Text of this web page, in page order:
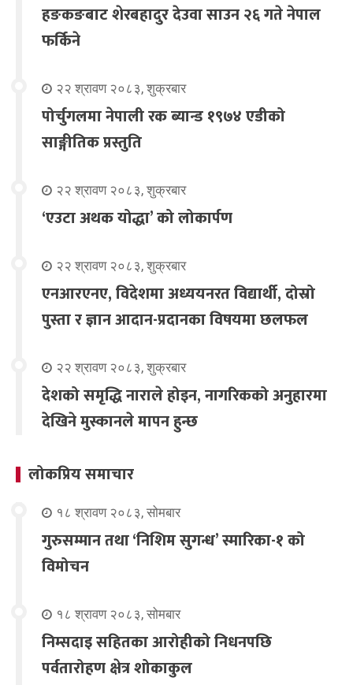
हङकङबाट शेरबहादुर देउवा साउन २६ गते नेपाल
फर्किने
२२ श्रावण २०८३, शुक्रबार
पोर्चुगलमा नेपाली रक ब्यान्ड १९७४ एडीको
साङ्गीतिक प्रस्तुति
२२ श्रावण २०८३, शुक्रबार
‘एउटा अथक योद्धा’ को लोकार्पण
२२ श्रावण २०८३, शुक्रबार
एनआरएनए, विदेशमा अध्ययनरत विद्यार्थी, दोस्रो
पुस्ता र ज्ञान आदान-प्रदानका विषयमा छलफल
२२ श्रावण २०८३, शुक्रबार
देशको समृद्धि नाराले होइन, नागरिकको अनुहारमा
देखिने मुस्कानले मापन हुन्छ
लोकप्रिय समाचार
१८ श्रावण २०८३, सोमबार
गुरुसम्मान तथा ‘निशिम सुगन्ध’ स्मारिका-१ को
विमोचन
१८ श्रावण २०८३, सोमबार
निम्सदाइ सहितका आरोहीको निधनपछि
पर्वतारोहण क्षेत्र शोकाकुल